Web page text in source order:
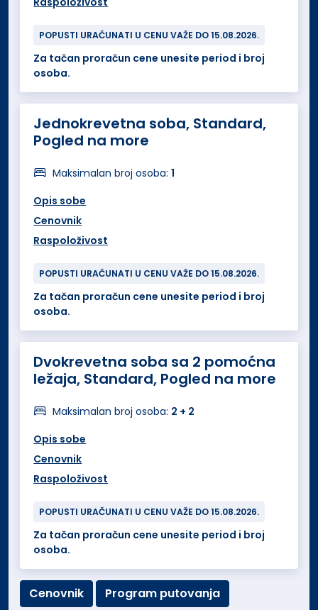
POPUSTI URAČUNATI U CENU VAŽE DO 15.08.2026.
Za tačan proračun cene unesite period i broj
osoba.
Jednokrevetna soba, Standard,
Pogled na more
Maksimalan broj osoba:1
Opis sobe
Cenovnik
Raspoloživost
POPUSTI URAČUNATI U CENU VAŽE DO 15.08.2026.
Za tačan proračun cene unesite period i broj
osoba.
Dvokrevetna soba sa 2 pomoćna
ležaja, Standard, Pogled na more
Maksimalan broj osoba: 2 + 2
Opis sobe
Cenovnik
Raspoloživost
POPUSTI URAČUNATI U CENU VAŽE DO 15.08.2026.
Za tačan proračun cene unesite period i broj
osoba.
Cenovnik Program putovanja